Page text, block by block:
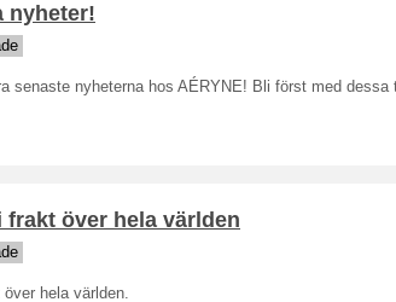
nyheter!
senaste nyheterna hos AÉRYNE! Bli först med dessa
frakt över hela världen
hela världen.